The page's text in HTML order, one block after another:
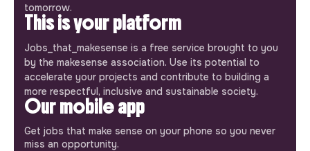
tomorrow.
This is your platform
Jobs_that_makesense is a free service brought to you
by the makesense association. Use its potential to
accelerate your projects and contribute to building a
more respectful, inclusive and sustainable society.
Our mobile app
Get jobs that make sense on your phone so you never
miss an opportunity.